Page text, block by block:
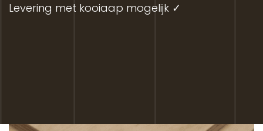
Levering met kooiaap mogelijk ✓